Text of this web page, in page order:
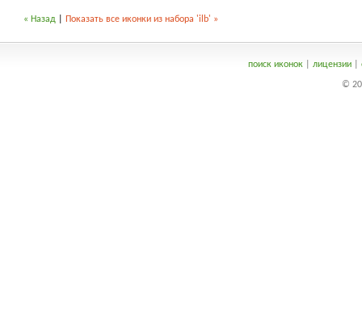
« Назад Показать все иконки из набора 'ilb' »
поиск иконок| лицензии|
©